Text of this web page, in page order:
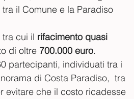
il Comune e la Paradiso
cui il rifacimento quasi
di oltre 700.000 euro.
partecipanti, individuati tra i
di Costa Paradiso,  tra
evitare che il costo ricadesse